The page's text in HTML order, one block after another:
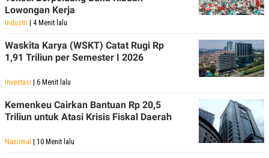
Lowongan Kerja
Industri | 4 Menit lalu
Waskita Karya (WSKT) Catat Rugi Rp
1,91 Triliun per Semester I 2026
Investasi | 6 Menit lalu
Kemenkeu Cairkan Bantuan Rp 20,5
Triliun untuk Atasi Krisis Fiskal Daerah
Nasional | 10 Menit lalu